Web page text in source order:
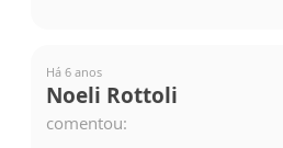
Há 6 anos
Noeli Rottoli
comentou: